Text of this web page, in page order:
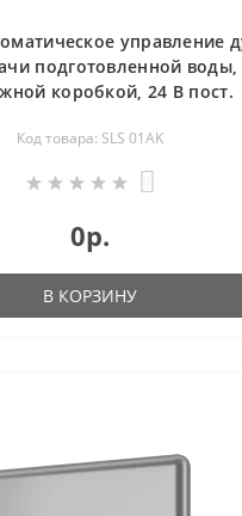
управление
подготовленной воды,
коробкой, 24 В пост.
Код товара: SLS 01AK
0р.
В КОРЗИНУ